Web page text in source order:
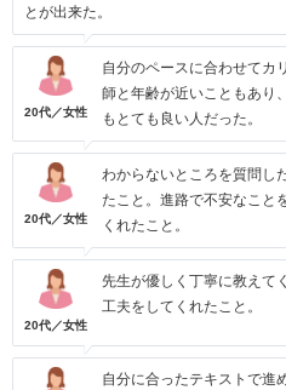
とが出来た。
20代／女性
自分のペースに合わせてカ
師と年齢が近いこともあり
もとても良い人だった。
20代／女性
わからないところを質問し
たこと。進路で不安なこと
くれたこと。
20代／女性
先生が優しく丁寧に教えて
工夫をしてくれたこと。
自分に合ったテキストで進